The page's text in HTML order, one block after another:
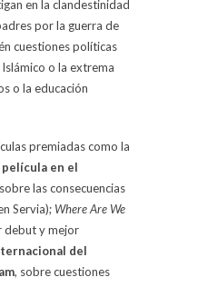
en la clandestinidad
por la guerra de
cuestiones políticas
o la extrema
o la educación
premiadas como la
en el
las consecuencias
Servia); Where Are We
debut y mejor
del
, sobre cuestiones